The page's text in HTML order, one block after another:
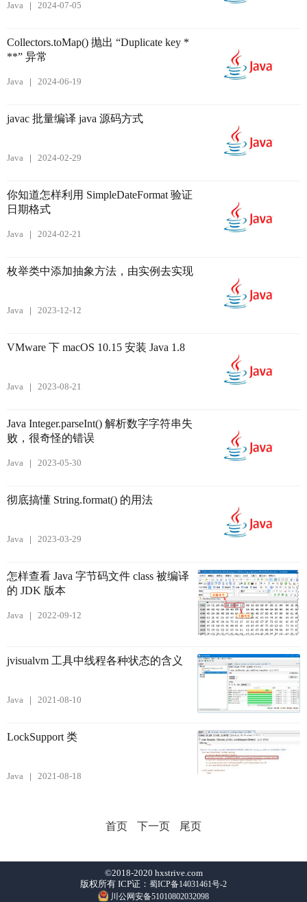
Java 2024-07-05
Collectors.toMap() 抛出 “Duplicate key *
**” 异常
Java 2024-06-19
javac 批量编译 java 源码方式
Java 2024-02-29
你知道怎样利用 SimpleDateFormat 验证
日期格式
Java 2024-02-21
枚举类中添加抽象方法，由实例去实现
Java 2023-12-12
VMware 下 macOS 10.15 安装 Java 1.8
Java 2023-08-21
Java Integer.parseInt() 解析数字字符串失
败，很奇怪的错误
Java 2023-05-30
彻底搞懂 String.format() 的用法
Java 2023-03-29
怎样查看 Java 字节码文件 class 被编译
的 JDK 版本
Java 2022-09-12
jvisualvm 工具中线程各种状态的含义
Java 2021-08-10
LockSupport 类
Java 2021-08-18
首页 下一页 尾页
©2018-2020 hxstrive.com
版权所有 ICP证： 蜀ICP备14031461号-2
川公网安备51010802032098